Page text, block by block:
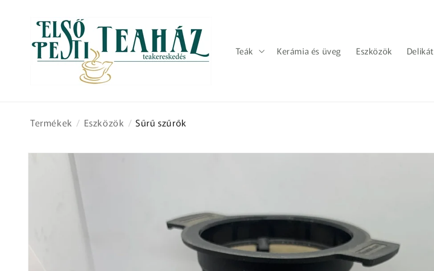
tartalomhoz
Teák Kerámia és üveg Eszközök Delikát
Termékek / Eszközök / Sűrű szűrők
Kihagyás, és
termékadatokra